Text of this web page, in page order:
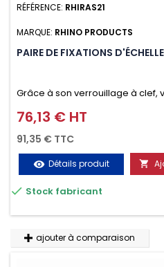
RÉFÉRENCE: RHIRAS21
MARQUE: RHINO PRODUCTS
PAIRE DE FIXATIONS D'ÉCHELLE
Grâce à son verrouillage à clef,
d'un seul geste aussi bien
transport. Référence vendue par
Prix
76,13 € HT
91,35 € TTC
visibility Détails produit 
 Stock fabricant
ajouter à comparaison